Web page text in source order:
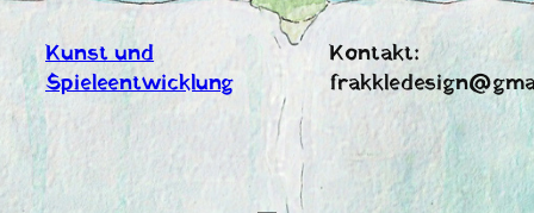
Kunst und
Spieleentwicklung
Kontakt: